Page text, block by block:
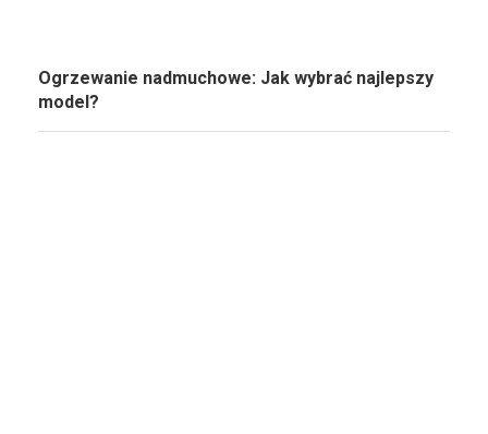
Ogrzewanie nadmuchowe: Jak wybrać najlepszy
model?